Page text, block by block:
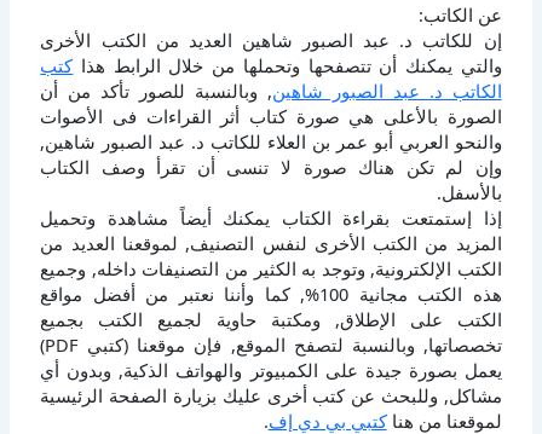
عن الكاتب:
إن للكاتب د. عبد الصبور شاهين العديد من الكتب الأخرى
والتي يمكنك أن تتصفحها وتحملها من خلال الرابط هذاكتب
الكاتب د. عبد الصبور شاهين, وبالنسبة للصور تأكد من أن
الصورة بالأعلى هي صورة كتاب أثر القراءات فى الأصوات
والنحو العربي أبو عمر بن العلاء للكاتب د. عبد الصبور شاهين,
وإن لم تكن هناك صورة لا تنسى أن تقرأ وصف الكتاب
بالأسفل.
إذا إستمتعت بقراءة الكتاب يمكنك أيضاً مشاهدة وتحميل
المزيد من الكتب الأخرى لنفس التصنيف, لموقعنا العديد من
الكتب الإلكترونية, وتوجد به الكثير من التصنيفات داخله, وجميع
هذه الكتب مجانية 100%, كما وأننا نعتبر من أفضل مواقع
الكتب على الإطلاق, ومكتبة حاوية لجميع الكتب بجميع
تخصصاتها, وبالنسبة لتصفح الموقع, فإن موقعنا (كتبي PDF)
يعمل بصورة جيدة على الكمبيوتر والهواتف الذكية, وبدون أي
مشاكل, وللبحث عن كتب أخرى عليك بزيارة الصفحة الرئيسية
لموقعنا من هناكتبي بي دي إف.